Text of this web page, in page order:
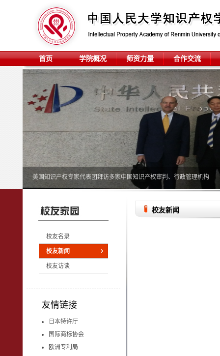
首页 学院概况 师资力量 合作交流
美国知识产权专家代表团拜访多家中国知识产权审判、行政管理机构
校友名录
校友新闻
校友访谈
友情链接
日本特许厅
国际商标协会
欧洲专利局
校友新闻